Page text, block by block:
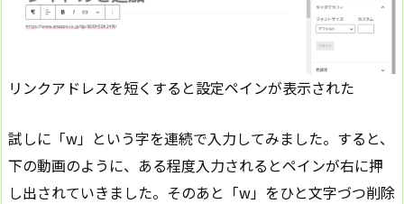
リンクアドレスを短くすると設定ペインが表示された
試しに「w」という字を連続で入力してみました。すると、
下の動画のように、ある程度入力されるとペインが右に押
し出されていきました。そのあと「w」をひと文字づつ削除